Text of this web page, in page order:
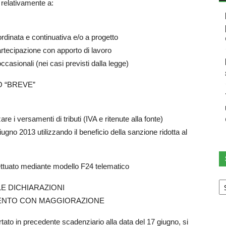
a:
e continuativa e/o a progetto
con apporto di lavoro
(nei casi previsti dalla legge)
i versamenti di tributi (IVA e ritenute alla fonte)
2013 utilizzando il beneficio della sanzione ridotta al
mediante modello F24 telematico
DICHIARAZIONI
CON MAGGIORAZIONE
in precedente scadenziario alla data del 17 giugno, si